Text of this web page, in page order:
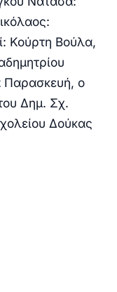
Κούρτη Βούλα,
Παρασκευή, ο
Δημ. Σχ.
Δούκας